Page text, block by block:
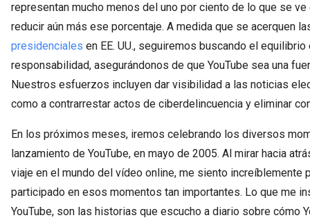
representan mucho menos del uno por ciento de lo que se ve
reducir aún más ese porcentaje. A medida que se acerquen
presidenciales en EE. UU., seguiremos buscando el
responsabilidad, asegurándonos de que YouTube sea una
Nuestros esfuerzos incluyen dar visibilidad a las noticias
como a contrarrestar actos de ciberdelincuencia y eliminar
En los próximos meses, iremos celebrando los diversos
lanzamiento de YouTube, en mayo de 2005. Al mirar hacia
viaje en el mundo del vídeo online, me siento increíblemente
participado en esos momentos tan importantes. Lo que me
YouTube, son las historias que escucho a diario sobre cómo